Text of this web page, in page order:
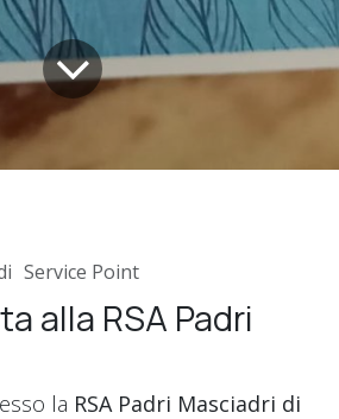
Service Point
alla RSA Padri
la RSA Padri Masciadri di